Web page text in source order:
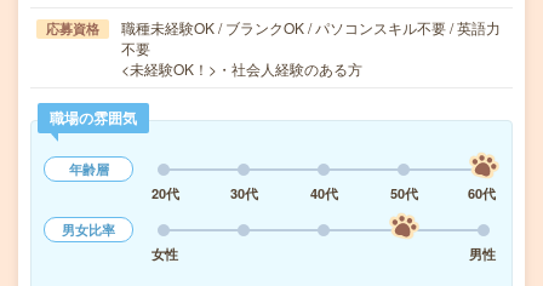
応募資格
職種未経験OK / ブランクOK / パソコンスキル不要 / 英語力
不要
<未経験OK！>・社会人経験のある方
職場の雰囲気
年齢層
20代
30代 40代 50代
60代
男女比率
女性
男性